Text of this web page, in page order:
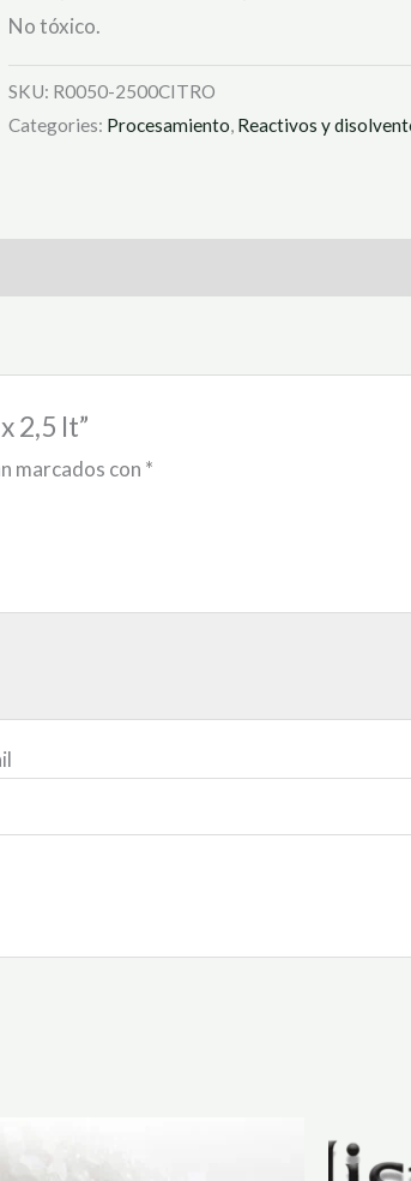
No tóxico.
SKU: R0050-2500CITRO
Categories: Procesamiento, Reactivos y
2,5 lt”
marcados con *